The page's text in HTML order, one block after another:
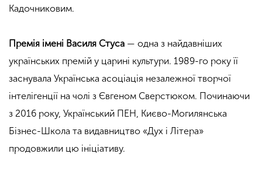
Кадочниковим.
Премія імені Василя Стуса — одна з найдавніших
українських премій у царині культури. 1989-го року її
заснувала Українська асоціація незалежної творчої
інтелігенції на чолі з Євгеном Сверстюком. Починаючи
з 2016 року, Український ПЕН, Києво-Могилянська
Бізнес-Школа та видавництво «Дух і Літера»
продовжили цю ініціативу.